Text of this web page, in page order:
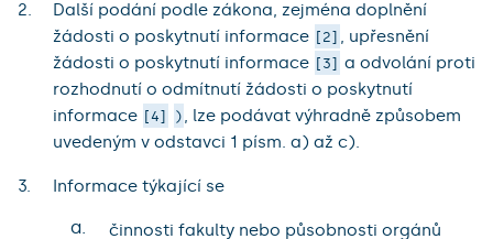
Další podání podle zákona, zejména doplnění
žádosti o poskytnutí informace
2
, upřesnění
žádosti o poskytnutí informace
3
a odvolání proti
rozhodnutí o odmítnutí žádosti o poskytnutí
informace
4 ) , lze podávat výhradně způsobem
uvedeným v odstavci 1 písm. a) až c).
Informace týkající se
a.
činnosti fakulty nebo působnosti orgánů